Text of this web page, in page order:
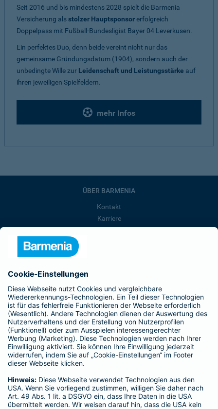
Seit 2016 und bis mindestens 2028 spielt die Barmenia
Versicherung alsstolzer Hauptsponsorerfolgreich
Doppelpass mit Fußball-Bundesligist Bayer 04 Leverkusen.
Ein perfektes Duo, denn beide vereint nicht nur das
gemeinsame Gründungsdatum (1904), sondern auch der
unbedingte Wille zur Leidenschaft und Leistungsstärke auf
ihren jeweiligen Spielfeldern.
mehr Infos
ÜBER BARMENIA
Kontakt
Karriere
Barmenia ist Teil der BarmeniaGothaer
BELIEBTE SEITEN
Kranken-Zusatzversicherung
Tierversicherungen
Haftpflichtversicherung
Hausratversicherung
Adresse ändern
Schaden melden